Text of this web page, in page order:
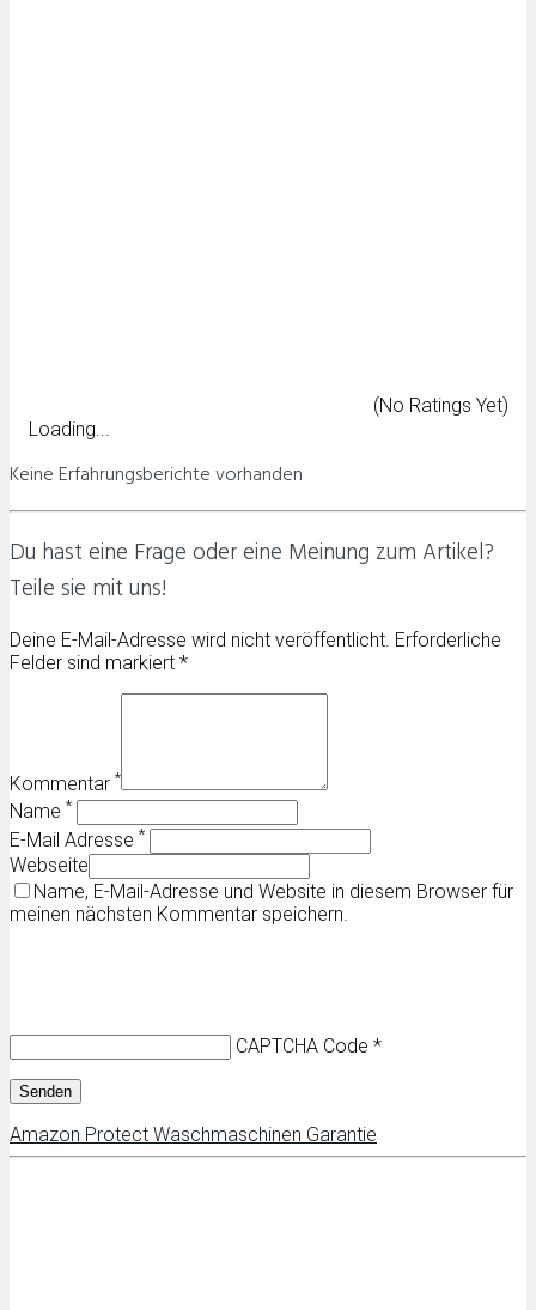
(No Ratings Yet)
Loading...
Keine Erfahrungsberichte vorhanden
Du hast eine Frage oder eine Meinung zum Artikel?
Teile sie mit uns!
Deine E-Mail-Adresse wird nicht veröffentlicht. Erforderliche
Felder sind markiert *
Kommentar *
Name *
E-Mail Adresse *
Webseite
Name, E-Mail-Adresse und Website in diesem Browser für
meinen nächsten Kommentar speichern.
CAPTCHA Code *
Amazon Protect Waschmaschinen Garantie